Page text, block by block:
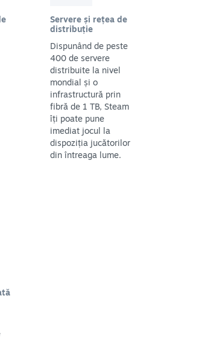
Servere și rețea de
distribuție
Dispunând de peste
400 de servere
distribuite la nivel
mondial și o
infrastructură prin
fibră de 1 TB, Steam
îți poate pune
imediat jocul la
dispoziția jucătorilor
din întreaga lume.